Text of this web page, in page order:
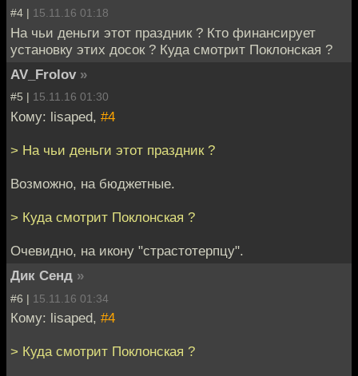
#4 | 15.11.16 01:18
На чьи деньги этот праздник ? Кто финансирует
установку этих досок ? Куда смотрит Поклонская ?
AV_Frolov »
#5 | 15.11.16 01:30
Кому: lisaped, #4
> На чьи деньги этот праздник ?
Возможно, на бюджетные.
> Куда смотрит Поклонская ?
Очевидно, на икону "страстотерпцу".
Дик Сенд »
#6 | 15.11.16 01:34
Кому: lisaped, #4
> Куда смотрит Поклонская ?